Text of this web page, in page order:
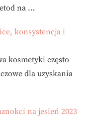
na …
konsystencja i
kosmetyki często
dla uzyskania
na jesień 2023